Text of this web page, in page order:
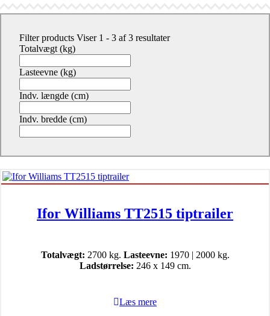
Filter products Viser 1 - 3 af 3 resultater
Totalvægt (kg)
Lasteevne (kg)
Indv. længde (cm)
Indv. bredde (cm)
Ifor Williams TT2515 tiptrailer
Totalvægt: 2700 kg. Lasteevne: 1970 | 2000 kg.
Ladstørrelse: 246 x 149 cm.
Læs mere